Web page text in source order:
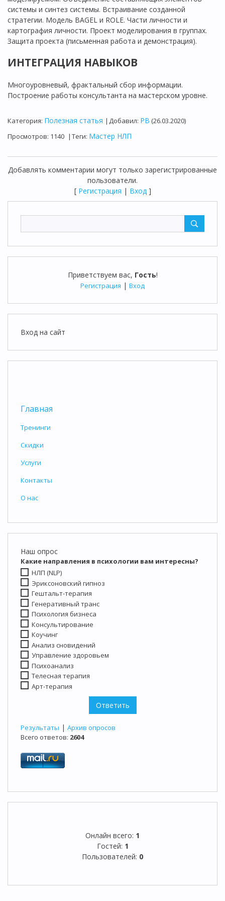
Приветствуем вас, Гость!
Регистрация | Вход
Вход на сайт
Главная
Тренинги
Скидки
Услуги
Контакты
О нас
Наш опрос
Какие направления в психологии вам интересны?
НЛП (NLP)
Эриксоновский гипноз
Гештальт-терапия
Генеративный транс
Психология бизнеса
Консультирование
Коучинг
Анализ сновидений
Управление здоровьем
Психоанализ
Телесная терапия
Арт-терапия
Результаты | Архив опросов
Всего ответов: 2604
Онлайн всего: 1
Гостей: 1
Пользователей: 0
системы и синтез системы. Встраивание созданной
стратегии. Модель BAGEL и ROLE. Части личности и
картография личности. Проект моделирования в группах.
Защита проекта (письменная работа и демонстрация).
ИНТЕГРАЦИЯ НАВЫКОВ
Многоуровневый, фрактальный сбор информации.
Построение работы консультанта на мастерском уровне.
Категория: Полезная статья | Добавил: PB (26.03.2020)
Просмотров: 1140 | Теги: Мастер НЛП
Добавлять комментарии могут только зарегистрированные
пользователи.
[ Регистрация | Вход]